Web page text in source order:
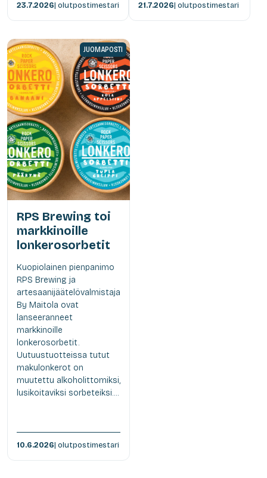
23.7.2026| olutpostimestari 21.7.2026| olutpostimestari
JUOMAPOSTI
RPS Brewing toi
markkinoille
lonkerosorbetit
Kuopiolainen pienpanimo
RPS Brewing ja
artesaanijäätelövalmistaja
By Maitola ovat
lanseeranneet
markkinoille
lonkerosorbetit.
Uutuustuotteissa tutut
makulonkerot on
muutettu alkoholittomiksi,
lusikoitaviksi sorbeteiksi....
10.6.2026| olutpostimestari